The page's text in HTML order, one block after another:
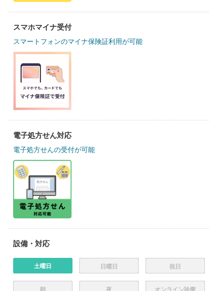
スマホマイナ受付
スマートフォンのマイナ保険証利用が可能
電子処方せん対応
電子処方せんの受付が可能
設備・対応
土曜日 日曜日 祝日
朝 夜 オンライン診療